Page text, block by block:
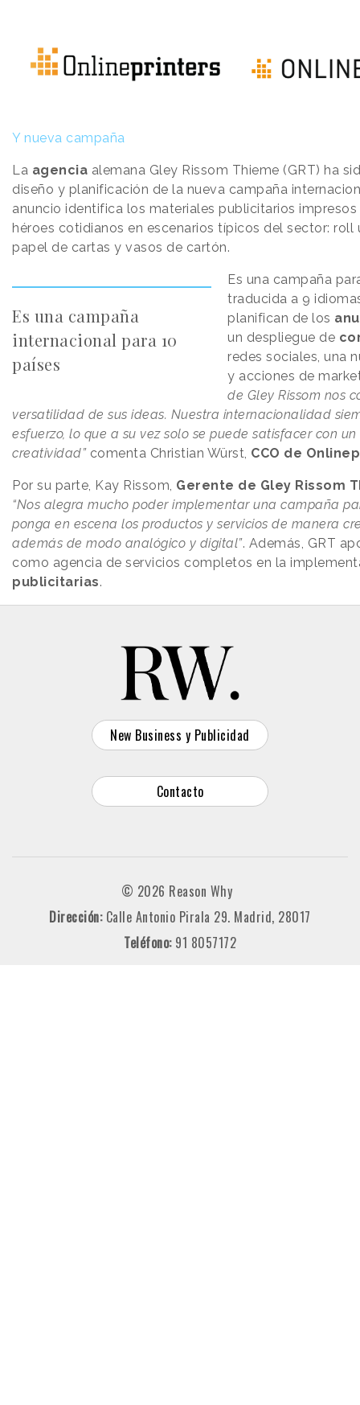
Y nueva campaña
La agencia alemana Gley Rissom Thieme (GRT) ha
diseño y planificación de la nueva campaña
anuncio identifica los materiales publicitarios
héroes cotidianos en escenarios típicos del sector: roll
papel de cartas y vasos de cartón.
Es una campaña
internacional para 10
países
Es una campaña
traducida a 9
planifican de los
un despliegue de
redes sociales, una
y acciones de
de Gley Rissom nos
versatilidad de sus ideas. Nuestra internacionalidad
esfuerzo, lo que a su vez solo se puede satisfacer con
creatividad”comenta Christian Würst, CCO de
Por su parte, Kay Rissom, Gerente de Gley Rissom
“Nos alegra mucho poder implementar una campaña
ponga en escena los productos y servicios de manera
además de modo analógico y digital”. Además, GRT
como agencia de servicios completos en la
publicitarias.
New Business y Publicidad
Contacto
© 2026 Reason Why
Dirección: Calle Antonio Pirala 29. Madrid, 28017
Teléfono: 91 8057172